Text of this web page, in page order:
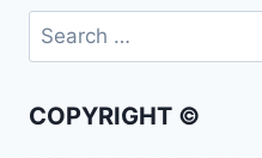
COPYRIGHT ©